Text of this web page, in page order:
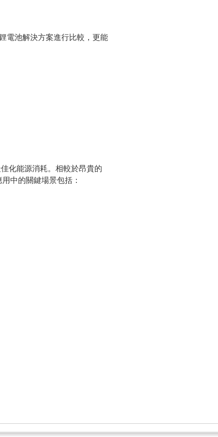
電池解決方案進行比較，更能
化能源消耗。相較於昂貴的
中的關鍵場景包括：